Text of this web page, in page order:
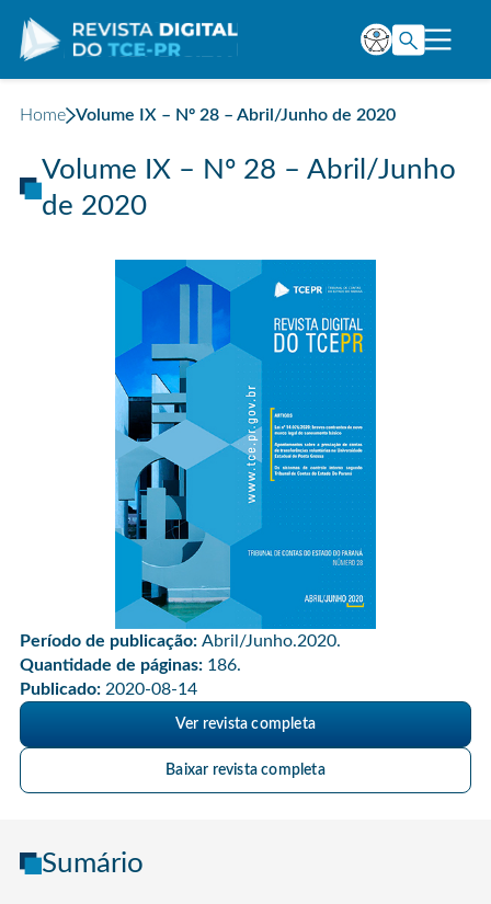
Home Volume IX – Nº 28 – Abril/Junho de 2020
Volume IX – Nº 28 – Abril/Junho
de 2020
Período de publicação: Abril/Junho.2020.
Quantidade de páginas: 186.
Publicado: 2020-08-14
Ver revista completa
Baixar revista completa
Sumário